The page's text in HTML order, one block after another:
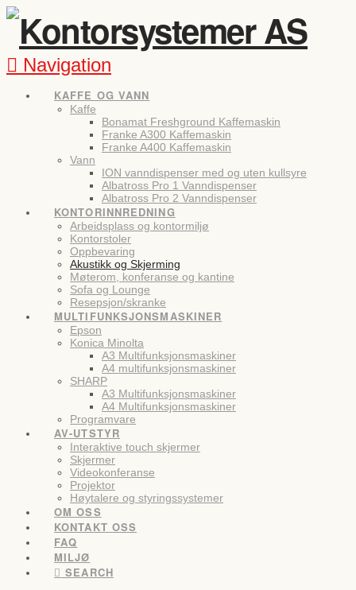
Navigation
KAFFE OG VANN
Kaffe
Bonamat Freshground Kaffemaskin
Franke A300 Kaffemaskin
Franke A400 Kaffemaskin
Vann
ION vanndispenser med og uten kullsyre
Albatross Pro 1 Vanndispenser
Albatross Pro 2 Vanndispenser
KONTORINNREDNING
Arbeidsplass og kontormiljø
Kontorstoler
Oppbevaring
Akustikk og Skjerming
Møterom, konferanse og kantine
Sofa og Lounge
Resepsjon/skranke
MULTIFUNKSJONSMASKINER
Epson
Konica Minolta
A3 Multifunksjonsmaskiner
A4 multifunksjonsmaskiner
SHARP
A3 Multifunksjonsmaskiner
A4 Multifunksjonsmaskiner
Programvare
AV-UTSTYR
Interaktive touch skjermer
Skjermer
Videokonferanse
Projektor
Høytalere og styringssystemer
OM OSS
KONTAKT OSS
FAQ
MILJØ
SEARCH